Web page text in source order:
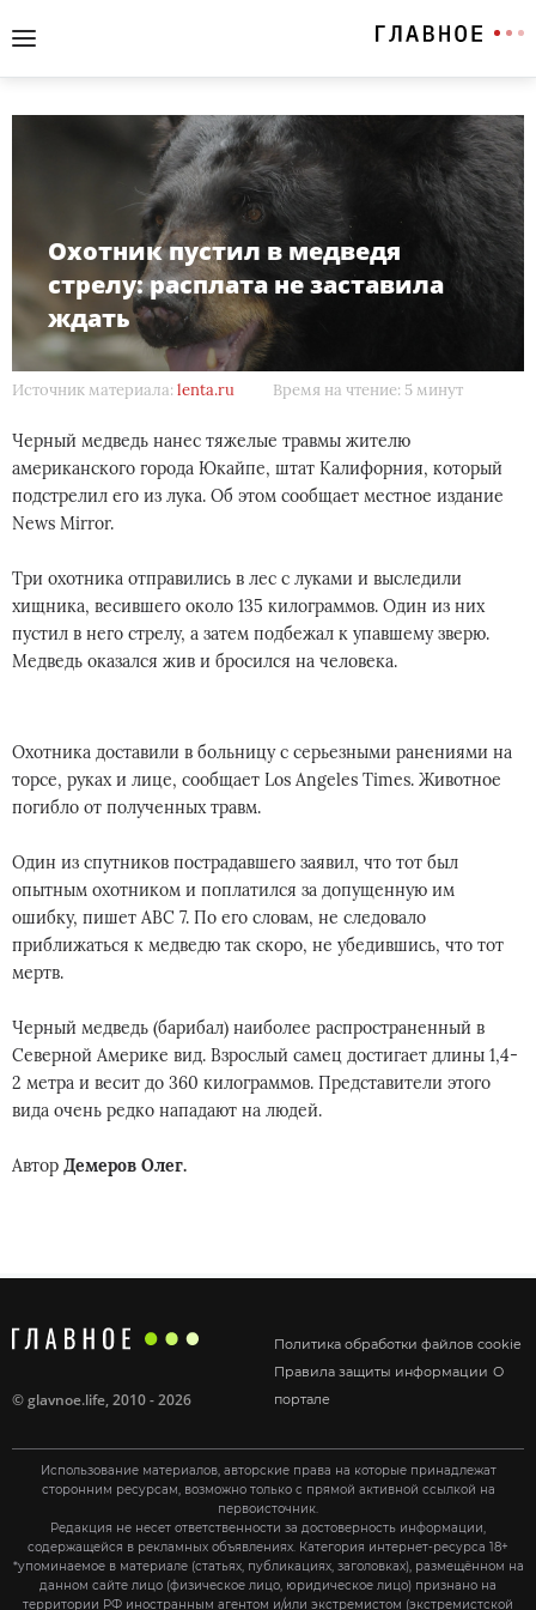
Охотник пустил в медведя
стрелу: расплата не заставила
ждать
Источник материала: lenta.ru Время на чтение: 5 минут
Черный медведь нанес тяжелые травмы жителю
американского города Юкайпе, штат Калифорния, который
подстрелил его из лука. Об этом сообщает местное издание
News Mirror.
Три охотника отправились в лес с луками и выследили
хищника, весившего около 135 килограммов. Один из них
пустил в него стрелу, а затем подбежал к упавшему зверю.
Медведь оказался жив и бросился на человека.
Охотника доставили в больницу с серьезными ранениями на
торсе, руках и лице, сообщает Los Angeles Times. Животное
погибло от полученных травм.
Один из спутников пострадавшего заявил, что тот был
опытным охотником и поплатился за допущенную им
ошибку, пишет ABC 7. По его словам, не следовало
приближаться к медведю так скоро, не убедившись, что тот
мертв.
Черный медведь (барибал) наиболее распространенный в
Северной Америке вид. Взрослый самец достигает длины 1,4-
2 метра и весит до 360 килограммов. Представители этого
вида очень редко нападают на людей.
Автор Демеров Олег.
Политика обработки файлов cookie
Правила защиты информации О
портале
©glavnoe.life, 2010 - 2026
Использование материалов, авторские права на которые принадлежат
сторонним ресурсам, возможно только с прямой активной ссылкой на
первоисточник.
Редакция не несет ответственности за достоверность информации,
содержащейся в рекламных объявлениях. Категория интернет-ресурса 18+
*упоминаемое в материале (статьях, публикациях, заголовках), размещённом на
данном сайте лицо (физическое лицо, юридическое лицо) признано на
территории РФ иностранным агентом и/или экстремистом (экстремистской